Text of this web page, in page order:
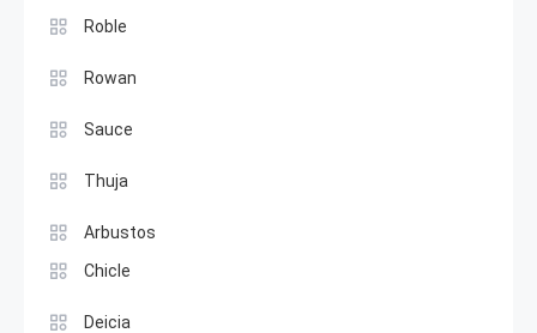
Roble
Rowan
Sauce
Thuja
Arbustos
Chicle
Deicia